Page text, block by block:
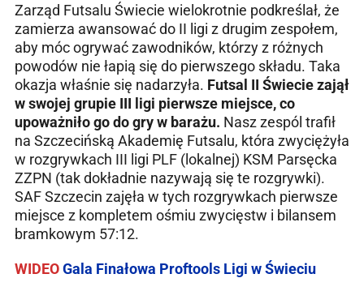
Zarząd Futsalu Świecie wielokrotnie podkreślał, że
zamierza awansować do II ligi z drugim zespołem,
aby móc ogrywać zawodników, którzy z różnych
powodów nie łapią się do pierwszego składu. Taka
okazja właśnie się nadarzyła. Futsal II Świecie zajął
w swojej grupie III ligi pierwsze miejsce, co
upoważniło go do gry w barażu. Nasz zespól trafił
na Szczecińską Akademię Futsalu, która zwyciężyła
w rozgrywkach III ligi PLF (lokalnej) KSM Parsęcka
ZZPN (tak dokładnie nazywają się te rozgrywki).
SAF Szczecin zajęła w tych rozgrywkach pierwsze
miejsce z kompletem ośmiu zwycięstw i bilansem
bramkowym 57:12.
WIDEOGala Finałowa Proftools Ligi w Świeciu